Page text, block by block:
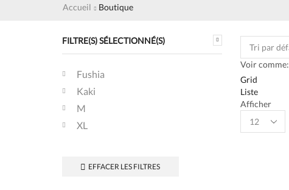
Accueil Boutique
Voir comme:
Grid
Liste
Afficher
per
FILTRE(S) SÉLECTIONNÉ(S)
Fushia
Kaki
M
XL
EFFACER LES FILTRES